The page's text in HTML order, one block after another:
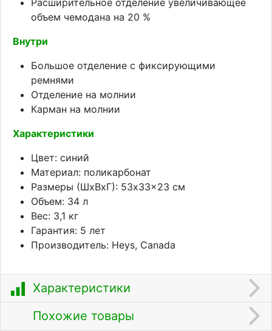
объем чемодана на 20 %
Внутри
Большое отделение с фиксирующими
ремнями
Отделение на молнии
Карман на молнии
Характеристики
Цвет: синий
Материал: поликарбонат
Размеры (ШхВхГ): 53x33x23 см
Объем: 34 л
Вес: 3,1 кг
Гарантия: 5 лет
Производитель: Heys, Canada
Характеристики
Похожие товары